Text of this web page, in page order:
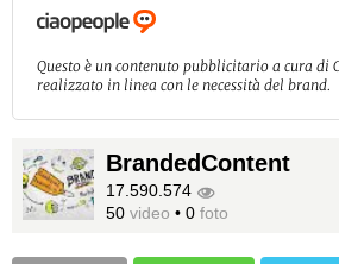
Questo è un contenuto pubblicitario a cura di
realizzato in linea con le necessità del brand.
BrandedContent
17.590.574
50 video • 0 foto